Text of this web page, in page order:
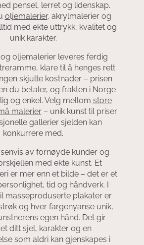
pensel, lerret og lidenskap.
oljemalerier, akrylmalerier og
med ekte uttrykk, kvalitet og
unik karakter.
oljemalerier leveres ferdig
klare til å henges rett
skjulte kostnader – prisen
du betaler, og frakten i Norge
og enkel. Velg mellom store
malerier– unik kunst til priser
gallerier sjelden kan
konkurrere med.
av fornøyde kunder og
med ekte kunst. Et
er mer enn et bilde – det er et
tid og håndverk. I
masseproduserte plakater er
og hver fargenyanse unik,
egen hånd. Det gir
ditt sjel, karakter og en
som aldri kan gjenskapes i